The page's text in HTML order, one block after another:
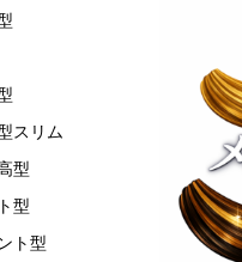
スリム
型
型
ト型